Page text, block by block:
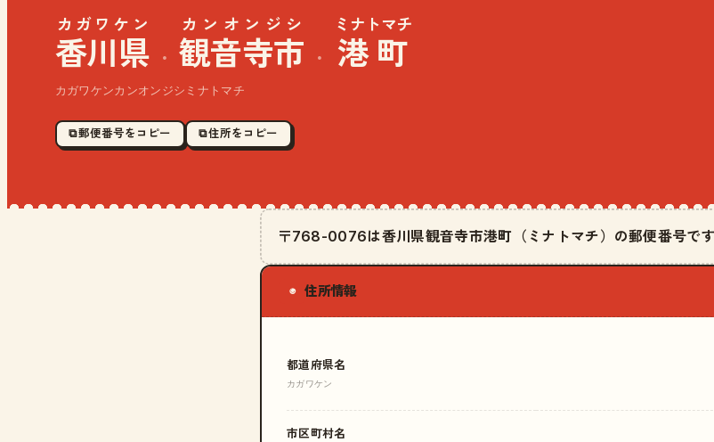
香川県
カガワケン
· 観音寺市
カンオンジシ
· 港町
ミナトマチ
カガワケンカンオンジシミナトマチ
⧉ 郵便番号をコピー ⧉ 住所をコピー
〒768-0076は香川県観音寺市港町（ミナトマチ）の郵便番号です
◉ 住所情報
都道府県名
カガワケン
市区町村名